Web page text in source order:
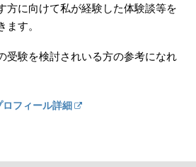
方に向けて私が経験した体験談等を
す。
受験を検討されいる方の参考になれ
ロフィール詳細